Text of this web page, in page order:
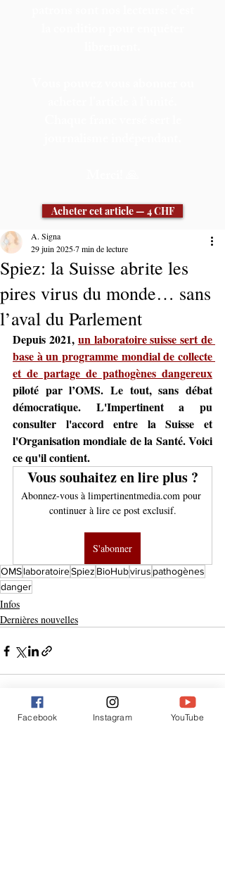
Acheter cet article — 4 CHF
S'abonner
Déjà membre ? Se connecter
Spiez: la Suisse abrite les
pires virus du monde… sans
l’aval du Parlement
A. Signa
29 juin 20257 min de lecture
Depuis 2021, un laboratoire suisse sert de
base à un programme mondial de collecte
et de partage de pathogènes dangereux
piloté par l’OMS. Le tout, sans débat
démocratique. L'Impertinent a pu
consulter l'accord entre la Suisse et
l'Organisation mondiale de la Santé. Voici
ce qu'il contient.
Vous souhaitez en lire plus ?
Abonnez-vous à limpertinentmedia.com pour
continuer à lire ce post exclusif.
S'abonner
OMSlaboratoireSpiez BioHubvirus pathogènes
danger
Infos
Dernières nouvelles
Facebook Instagram YouTube